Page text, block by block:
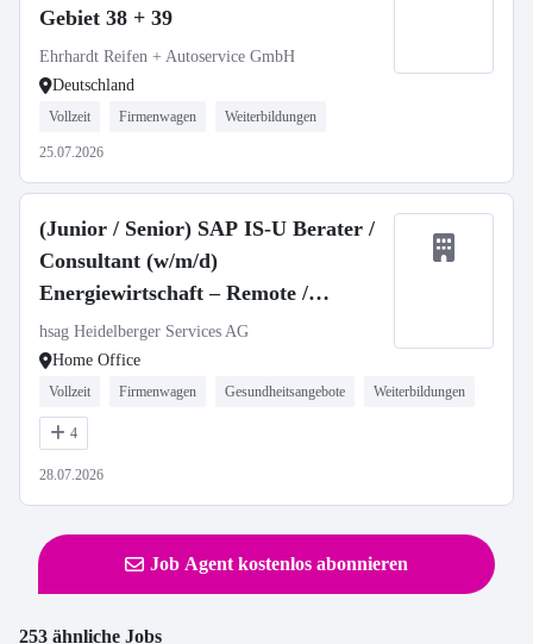
Gebiet 38 + 39
Ehrhardt Reifen + Autoservice GmbH
Deutschland
Vollzeit Firmenwagen Weiterbildungen
25.07.2026
(Junior / Senior) SAP IS-U Berater /
Consultant (w/m/d)
Energiewirtschaft – Remote /
Deutschland / Neuseeland
hsag Heidelberger Services AG
Home Office
Vollzeit Firmenwagen Gesundheitsangebote Weiterbildungen
4
28.07.2026
Job Agent kostenlos abonnieren
253 ähnliche Jobs